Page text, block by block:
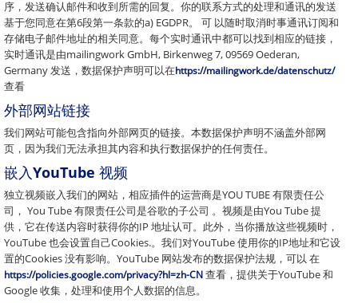
序，发送确认邮件和收到所需的回复。你的联系方式的处理和通讯的发送
基于您同意在第6段第一条款的a) EGDPR。 可 以随时取消时事通讯订阅和
存储电子邮件地址的相关同意。每个实时通讯中都可以找到相应的链接，
实时通讯是由mailingwork GmbH, Birkenweg 7, 09569 Oederan,
Germany 发送，数据保护声明可以在https://mailingwork.de/datenschutz/
查看
外部网站链接
我们网站可能包含指向外部网页的链接。本数据保护声明不涵盖外部网
页，因为我们无法承担其内容和执行数据保护的任何责任。
嵌入YouTube 视频
独立视频嵌入我们的网站，相应插件的运营商是YOU TUBE 有限责任公
司， You Tube 有限责任公司是谷歌的子公司 。视频是由You Tube 提
供，它在传送内容时获得你的IP 地址认可。此外，当你播放这些视频时，
YouTube 也会设置自己Cookies.。我们对YouTube 使用你的IP地址和它设
置的Cookies 没有影响。YouTube 网站发布的数据保护法规，可以 在
https://policies.google.com/privacy?hl=zh-CN查看，提供关于YouTube 和
Google 收集，处理和使用个人数据的信息。